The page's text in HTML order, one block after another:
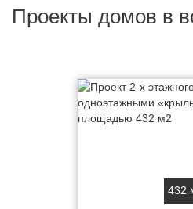
Проекты домов в
432